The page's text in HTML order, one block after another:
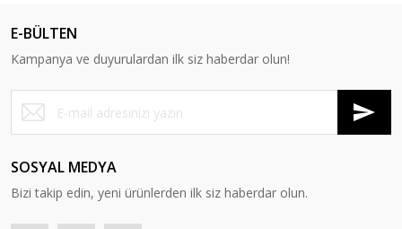
E-BÜLTEN
Kampanya ve duyurulardan ilk siz haberdar olun!
SOSYAL MEDYA
Bizi takip edin, yeni ürünlerden ilk siz haberdar olun.